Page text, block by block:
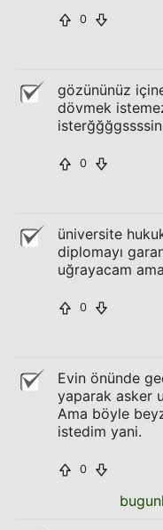
0
gözününüz
dövmek
0
üniversite
diplomayı
uğrayacam
0
Evin önünde
yaparak asker
Ama böyle
istedim yani.
0